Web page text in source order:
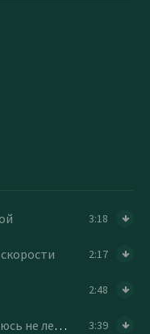
3:18
2:17
2:48
но пытаюсь 3:39